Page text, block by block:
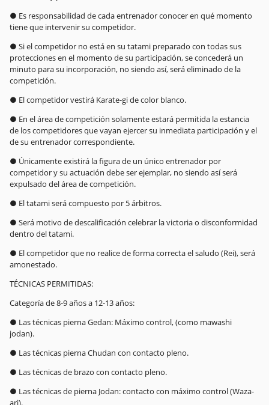
● Es responsabilidad de cada entrenador conocer en qué momento
tiene que intervenir su competidor.
● Si el competidor no está en su tatami preparado con todas sus
protecciones en el momento de su participación, se concederá un
minuto para su incorporación, no siendo así, será eliminado de la
competición.
● El competidor vestirá Karate-gi de color blanco.
● En el área de competición solamente estará permitida la estancia
de los competidores que vayan ejercer su inmediata participación y el
de su entrenador correspondiente.
● Únicamente existirá la figura de un único entrenador por
competidor y su actuación debe ser ejemplar, no siendo así será
expulsado del área de competición.
● El tatami será compuesto por 5 árbitros.
● Será motivo de descalificación celebrar la victoria o disconformidad
dentro del tatami.
● El competidor que no realice de forma correcta el saludo (Rei), será
amonestado.
TÉCNICAS PERMITIDAS:
Categoría de 8-9 años a 12-13 años:
● Las técnicas pierna Gedan: Máximo control, (como mawashi
jodan).
● Las técnicas pierna Chudan con contacto pleno.
● Las técnicas de brazo con contacto pleno.
● Las técnicas de pierna Jodan: contacto con máximo control (Waza-
ari).